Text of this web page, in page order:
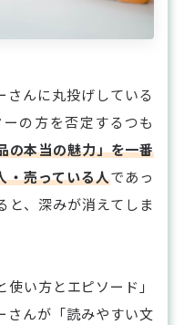
さんに丸投げしている
の方を否定するつも
の本当の魅力」を一番
・売っている人であっ
と、深みが消えてしま
い方とエピソード」
さんが「読みやすい文